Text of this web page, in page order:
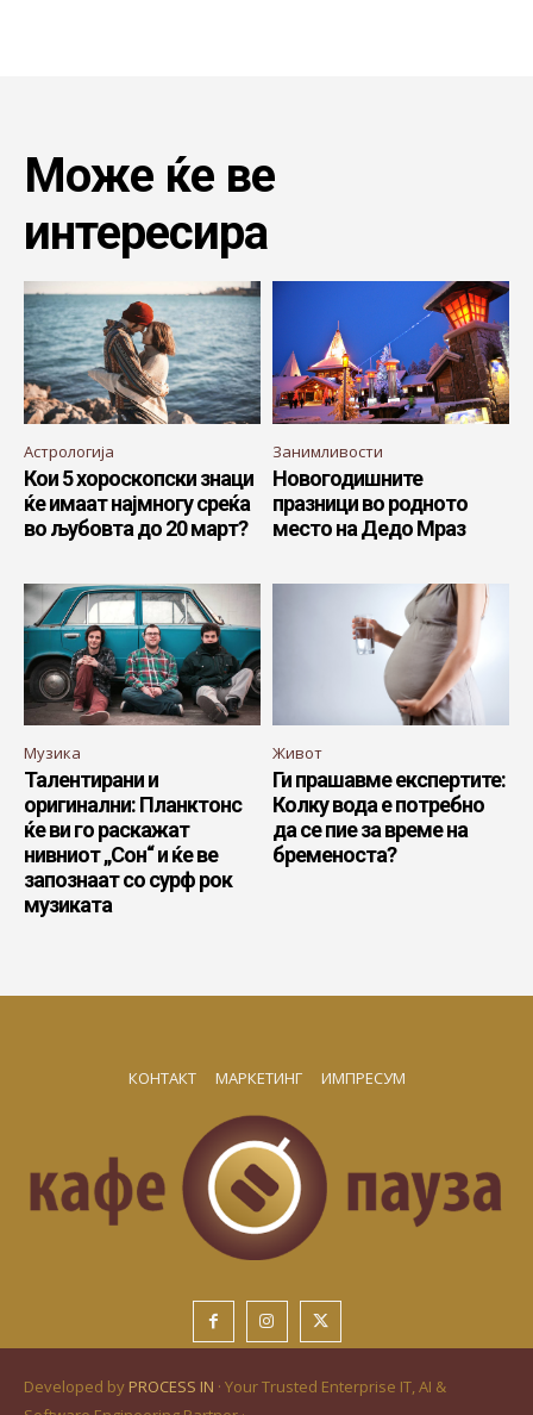
Може ќе ве
интересира
Астрологија
Кои 5 хороскопски знаци
ќе имаат најмногу среќа
во љубовта до 20 март?
Занимливости
Новогодишните
празници во родното
место на Дедо Мраз
Музика
Талентирани и
оригинални: Планктонс
ќе ви го раскажат
нивниот „Сон“ и ќе ве
запознаат со сурф рок
музиката
Живот
Ги прашавме експертите:
Колку вода е потребно
да се пие за време на
бременоста?
КОНТАКТ МАРКЕТИНГ ИМПРЕСУМ
Developed by PROCESS IN · Your Trusted Enterprise IT, AI &